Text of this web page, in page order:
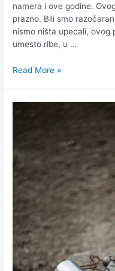
namera i ove godine.
prazno. Bili smo
nismo ništa upecali, ovog
umesto ribe, u …
Read More »